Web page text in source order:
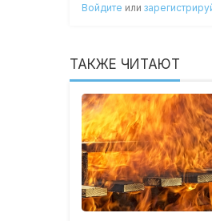
Войдите или
ТАКЖЕ ЧИТАЮТ